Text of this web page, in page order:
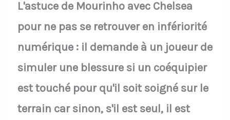
L'astuce de Mourinho avec Chelsea
pour ne pas se retrouver en infériorité
numérique : il demande à un joueur de
simuler une blessure si un coéquipier
est touché pour qu'il soit soigné sur le
terrain car sinon, s'il est seul, il est